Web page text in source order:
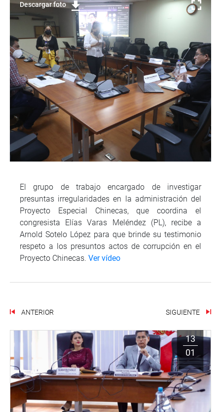
Descargar foto
El grupo de trabajo encargado de investigar
presuntas irregularidades en la administración del
Proyecto Especial Chinecas, que coordina el
congresista Elías Varas Meléndez (PL), recibe a
Arnold Sotelo López para que brinde su testimonio
respeto a los presuntos actos de corrupción en el
Proyecto Chinecas. Ver vídeo
ANTERIOR SIGUIENTE
13
01